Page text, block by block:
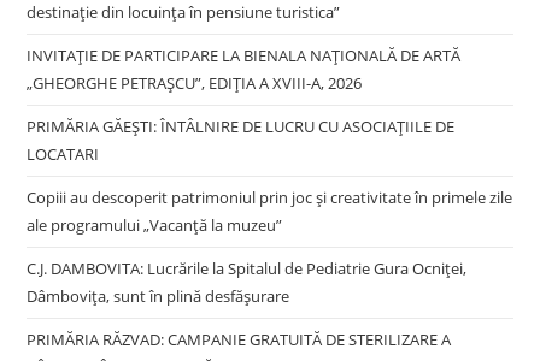
destinație din locuința în pensiune turistica”
INVITAȚIE DE PARTICIPARE LA BIENALA NAȚIONALĂ DE ARTĂ
„GHEORGHE PETRAȘCU”, EDIŢIA A XVIII-A, 2026
PRIMĂRIA GĂEȘTI: ÎNTÂLNIRE DE LUCRU CU ASOCIAȚIILE DE
LOCATARI
Copiii au descoperit patrimoniul prin joc și creativitate în primele zile
ale programului „Vacanță la muzeu”
C.J. DAMBOVITA: Lucrările la Spitalul de Pediatrie Gura Ocniței,
Dâmbovița, sunt în plină desfășurare
PRIMĂRIA RĂZVAD: CAMPANIE GRATUITĂ DE STERILIZARE A